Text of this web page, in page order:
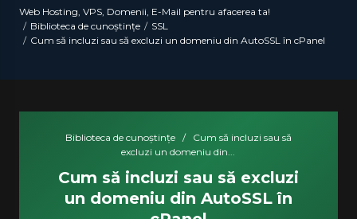
Web Hosting, VPS, Domenii, E-Mail pentru afacerea ta!
Biblioteca de cunoștințe
SSL
Cum să incluzi sau să excluzi un domeniu din AutoSSL în cPanel
Biblioteca de cunoștințe /
Cum să incluzi sau să
excluzi un domeniu din...
Cum să incluzi sau să excluzi
un domeniu din AutoSSL în